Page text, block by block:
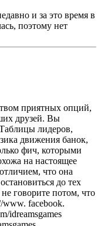
и за это время в
поэтому нет
приятных опций,
друзей. Вы
Таблицы лидеров,
движения банок,
фич, которыми
на настоящее
что она
до тех
говорите потом, что
www. facebook.
idreamsgames